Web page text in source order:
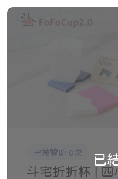
已
已被贊助 0次
斗宅折折杯 | 四